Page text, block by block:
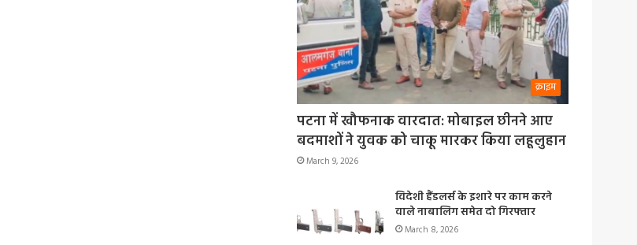
क्राइम
पटना में खौफनाक वारदात: मोबाइल छीनने आए
बदमाशों ने युवक को चाकू मारकर किया लहूलुहान
March 9, 2026
विदेशी हैंडलर्स के इशारे पर काम करने
वाले नाबालिग समेत दो गिरफ्तार
March 8, 2026